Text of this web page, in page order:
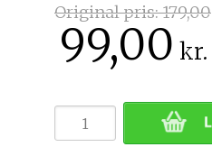
Original pris:179,00
99,00 kr.